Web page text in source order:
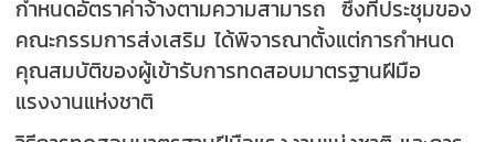
กำหนดอัตราค่าจ้างตามความสามารถ ซึ่งที่ประชุมของ
คณะกรรมการส่งเสริม ได้พิจารณาตั้งแต่การกำหนด
คุณสมบัติของผู้เข้ารับการทดสอบมาตรฐานฝีมือ
แรงงานแห่งชาติ